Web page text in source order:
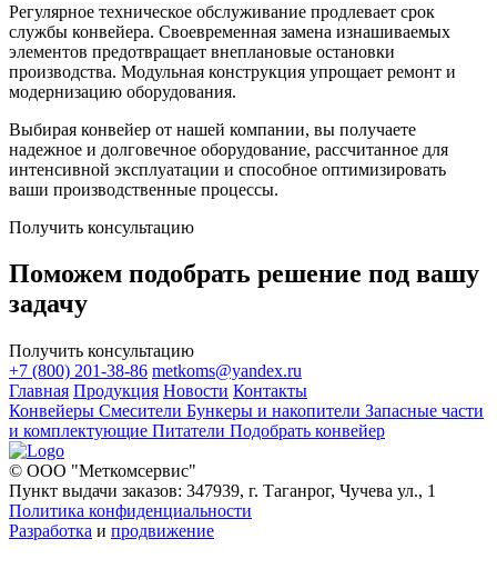
Регулярное техническое обслуживание продлевает срок
службы конвейера. Своевременная замена изнашиваемых
элементов предотвращает внеплановые остановки
производства. Модульная конструкция упрощает ремонт и
модернизацию оборудования.
Выбирая конвейер от нашей компании, вы получаете
надежное и долговечное оборудование, рассчитанное для
интенсивной эксплуатации и способное оптимизировать
ваши производственные процессы.
Получить консультацию
Поможем подобрать решение под вашу
задачу
Получить консультацию
+7 (800) 201-38-86 metkoms@yandex.ru
Главная Продукция Новости Контакты
Конвейеры Смесители Бункеры и накопители Запасные части
и комплектующие Питатели Подобрать конвейер
© ООО "Меткомсервис"
Пункт выдачи заказов: 347939, г. Таганрог, Чучева ул., 1
Политика конфиденциальности
Разработка и продвижение